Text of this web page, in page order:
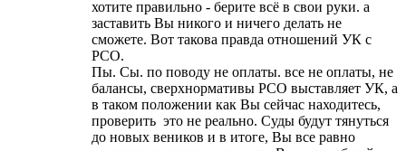
хотите правильно - берите всё в свои руки. а
заставить Вы никого и ничего делать не
сможете. Вот такова правда отношений УК с
РСО.
Пы. Сы. по поводу не оплаты. все не оплаты, не
балансы, сверхнормативы РСО выставляет УК, а
в таком положении как Вы сейчас находитесь,
проверить это не реально. Суды будут тянуться
до новых веников и в итоге, Вы все равно